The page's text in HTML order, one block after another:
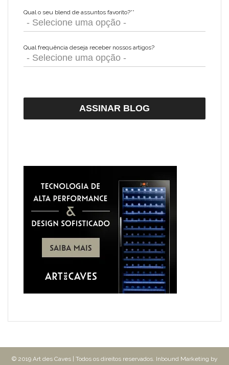
Qual o seu blend de assuntos favorito?**
Qual frequência deseja receber nossos artigos?
© 2019 Art des Caves | Todos os direitos reservados. Inbound Marketing by